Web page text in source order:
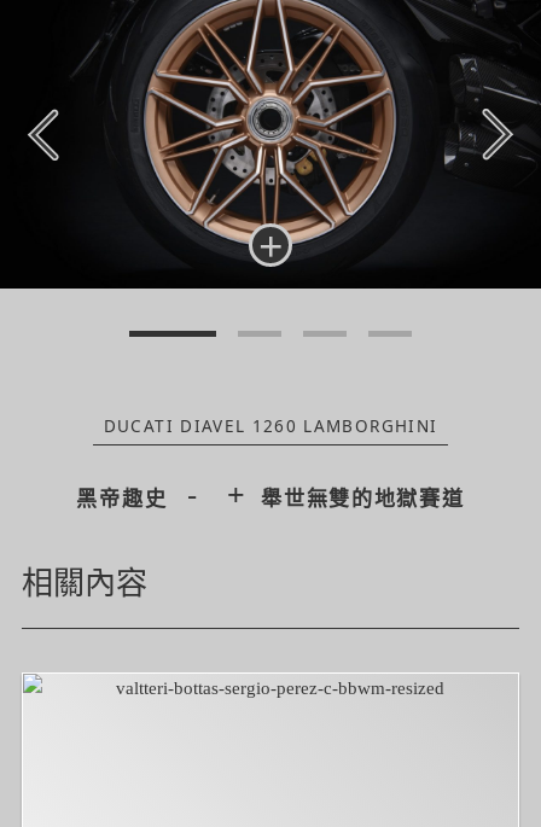
+
DUCATI DIAVEL 1260 LAMBORGHINI
黑帝趣史 - + 舉世無雙的地獄賽道
相關內容